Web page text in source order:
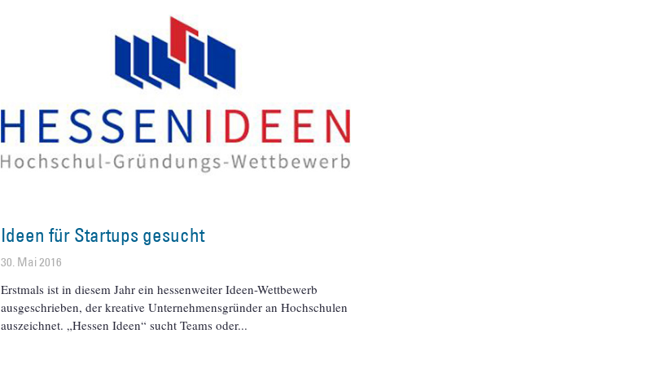
Ideen für Startups gesucht
30. Mai 2016
Erstmals ist in diesem Jahr ein hessenweiter Ideen-Wettbewerb
ausgeschrieben, der kreative Unternehmensgründer an Hochschulen
auszeichnet. „Hessen Ideen“ sucht Teams oder